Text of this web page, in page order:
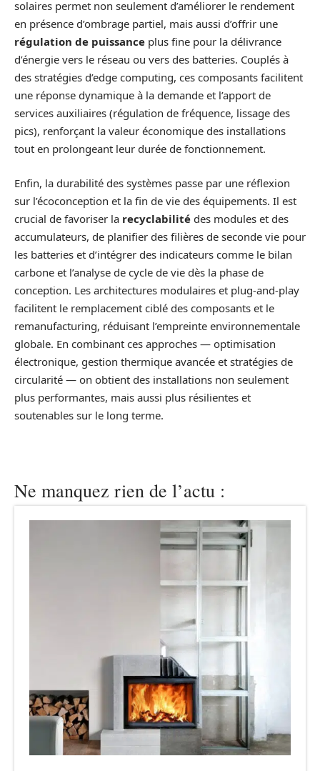
solaires permet non seulement d’améliorer le rendement
en présence d’ombrage partiel, mais aussi d’offrir une
régulation de puissance plus fine pour la délivrance
d’énergie vers le réseau ou vers des batteries. Couplés à
des stratégies d’edge computing, ces composants facilitent
une réponse dynamique à la demande et l’apport de
services auxiliaires (régulation de fréquence, lissage des
pics), renforçant la valeur économique des installations
tout en prolongeant leur durée de fonctionnement.
Enfin, la durabilité des systèmes passe par une réflexion
sur l’écoconception et la fin de vie des équipements. Il est
crucial de favoriser la recyclabilité des modules et des
accumulateurs, de planifier des filières de seconde vie pour
les batteries et d’intégrer des indicateurs comme le bilan
carbone et l’analyse de cycle de vie dès la phase de
conception. Les architectures modulaires et plug-and-play
facilitent le remplacement ciblé des composants et le
remanufacturing, réduisant l’empreinte environnementale
globale. En combinant ces approches — optimisation
électronique, gestion thermique avancée et stratégies de
circularité — on obtient des installations non seulement
plus performantes, mais aussi plus résilientes et
soutenables sur le long terme.
Ne manquez rien de l’actu :